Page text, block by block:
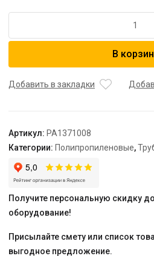
Угольник
градусов
-
20
"PRO
AQUA"
В
Добавить в закладки
Артикул: PA1371008
Категории: Полипропиленовые,
Получите персональную скидку
оборудование!
Присылайте смету или список
выгодное предложение.